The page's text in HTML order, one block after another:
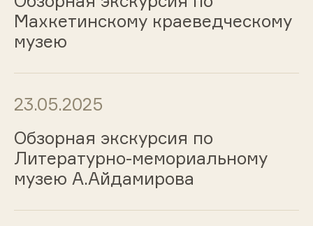
Махкетинскому краеведческому
музею
23.05.2025
Обзорная экскурсия по
Литературно-мемориальному
музею А.Айдамирова